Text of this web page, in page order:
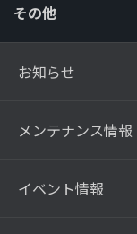
その他
お知らせ
メンテナンス情報
イベント情報